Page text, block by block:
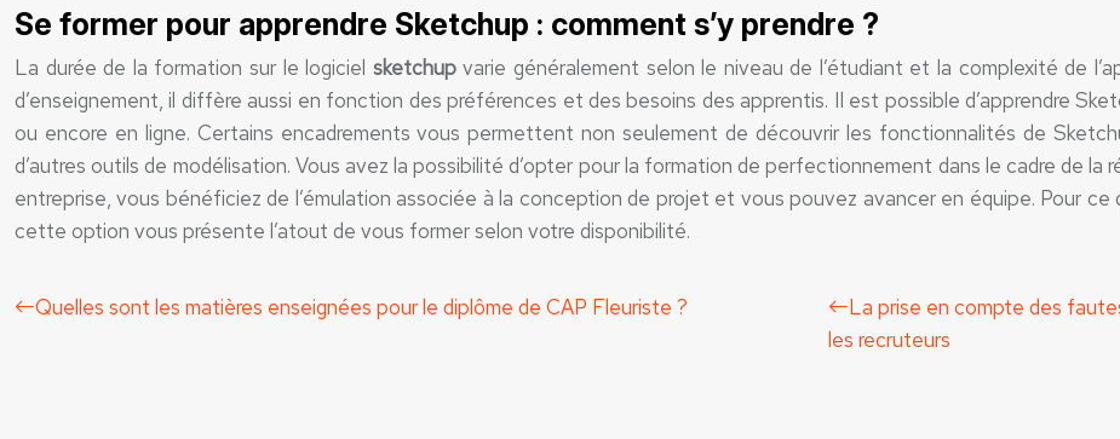
Se former pour apprendre Sketchup : comment s’y prendre ?
La durée de la formation sur le logiciel sketchupvarie généralement selon le niveau de l’étudiant et la complexité de
d’enseignement, il diffère aussi en fonction des préférences et des besoins des apprentis. Il est possible d’apprendre
ou encore en ligne. Certains encadrements vous permettent non seulement de découvrir les fonctionnalités de
d’autres outils de modélisation. Vous avez la possibilité d’opter pour la formation de perfectionnement dans le cadre de
entreprise, vous bénéficiez de l’émulation associée à la conception de projet et vous pouvez avancer en équipe. Pour
cette option vous présente l’atout de vous former selon votre disponibilité.
Quelles sont les matières enseignées pour le diplôme de CAP Fleuriste ?
La prise en compte des
les recruteurs